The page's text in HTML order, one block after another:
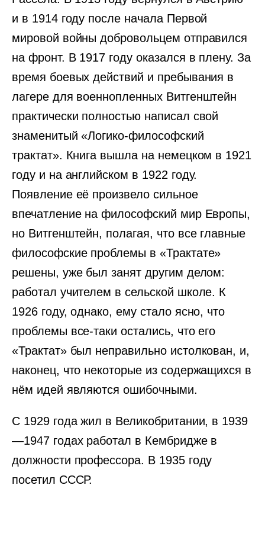
и в 1914 году после начала Первой
мировой войны добровольцем отправился
на фронт. В 1917 году оказался в плену. За
время боевых действий и пребывания в
лагере для военнопленных Витгенштейн
практически полностью написал свой
знаменитый «Логико-философский
трактат». Книга вышла на немецком в 1921
году и на английском в 1922 году.
Появление её произвело сильное
впечатление на философский мир Европы,
но Витгенштейн, полагая, что все главные
философские проблемы в «Трактате»
решены, уже был занят другим делом:
работал учителем в сельской школе. К
1926 году, однако, ему стало ясно, что
проблемы все-таки остались, что его
«Трактат» был неправильно истолкован, и,
наконец, что некоторые из содержащихся в
нём идей являются ошибочными.
С 1929 года жил в Великобритании, в 1939
—1947 годах работал в Кембридже в
должности профессора. В 1935 году
посетил СССР.